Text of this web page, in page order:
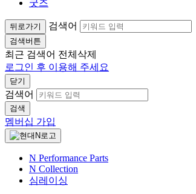
굿즈
뒤로가기 검색어
검색버튼
최근 검색어 전체삭제
로그인 후 이용해 주세요
닫기
검색어
검색
멤버십 가입
N Performance Parts
N Collection
심레이싱